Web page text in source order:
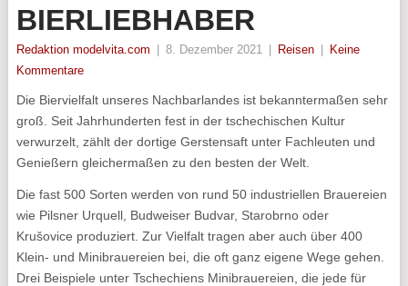
BIERLIEBHABER
Redaktion modelvita.com 8. Dezember 2021 Reisen
Keine
Kommentare
Die Biervielfalt unseres Nachbarlandes ist bekanntermaßen sehr
groß. Seit Jahrhunderten fest in der tschechischen Kultur
verwurzelt, zählt der dortige Gerstensaft unter Fachleuten und
Genießern gleichermaßen zu den besten der Welt.
Die fast 500 Sorten werden von rund 50 industriellen Brauereien
wie Pilsner Urquell, Budweiser Budvar, Starobrno oder
Krušovice produziert. Zur Vielfalt tragen aber auch über 400
Klein- und Minibrauereien bei, die oft ganz eigene Wege gehen.
Drei Beispiele unter Tschechiens Minibrauereien, die jede für